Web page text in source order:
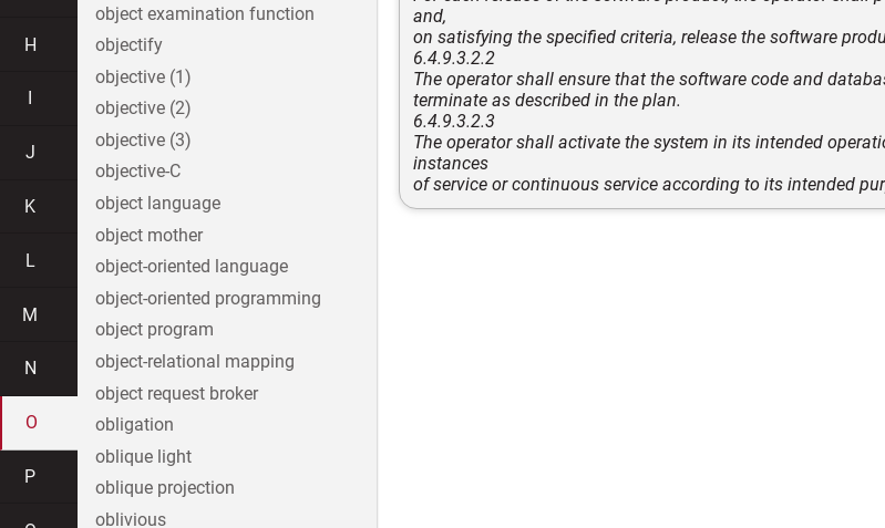
and,
on satisfying the specified criteria, release the software
6.4.9.3.2.2
The operator shall ensure that the software code and
terminate as described in the plan.
6.4.9.3.2.3
The operator shall activate the system in its intended
instances
of service or continuous service according to its intended
H
J
K
L
M
N
O
P
object examination function
objectify
objective (1)
objective (2)
objective (3)
objective-C
object language
object mother
object-oriented language
object-oriented programming
object program
object-relational mapping
object request broker
obligation
oblique light
oblique projection
oblivious